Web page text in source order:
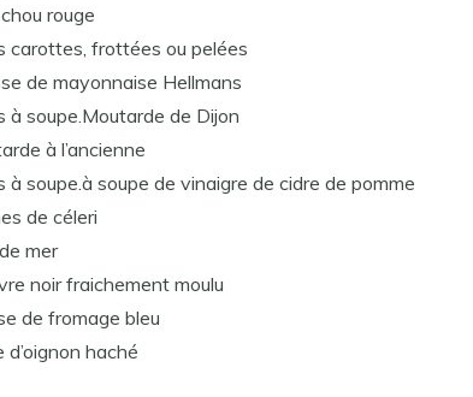
rouge
carottes, frottées ou pelées
de mayonnaise Hellmans
à soupe.Moutarde de Dijon
à l’ancienne
à soupe.à soupe de vinaigre de cidre de pomme
de céleri
mer
noir fraichement moulu
de fromage bleu
haché